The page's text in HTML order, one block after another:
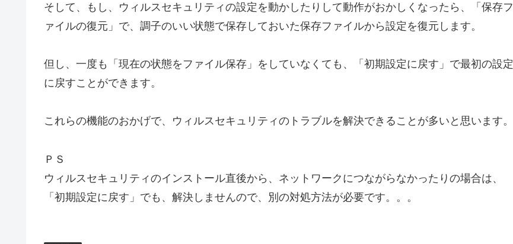
そして、もし、ウィルスセキュリティの設定を動かしたりして動作がおかしくなったら、「保存フ
ァイルの復元」で、調子のいい状態で保存しておいた保存ファイルから設定を復元します。
但し、一度も「現在の状態をファイル保存」をしていなくても、「初期設定に戻す」で最初の設定
に戻すことができます。
これらの機能のおかげで、ウィルスセキュリティのトラブルを解決できることが多いと思います。
ＰＳ
ウィルスセキュリティのインストール直後から、ネットワークにつながらなかったりの場合は、
「初期設定に戻す」でも、解決しませんので、別の対処方法が必要です。。。